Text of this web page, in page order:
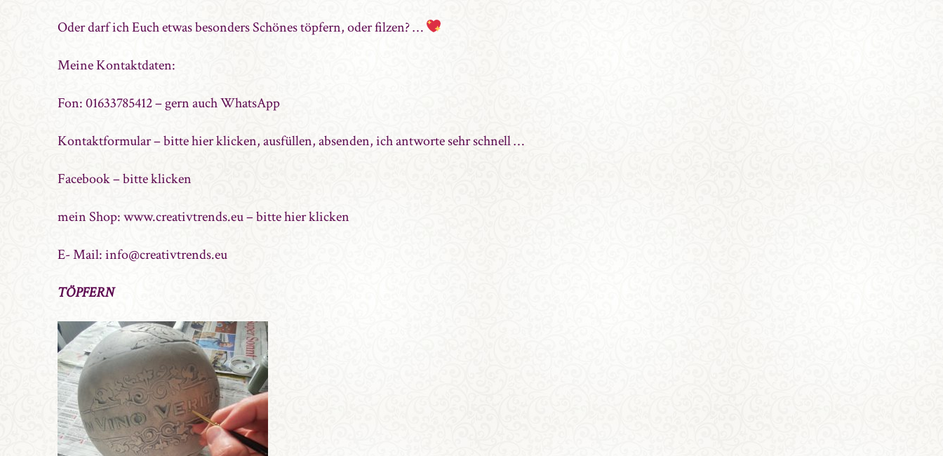
Oder darf ich Euch etwas besonders Schönes töpfern, oder filzen? …
Meine Kontaktdaten:
Fon: 01633785412 – gern auch WhatsApp
Kontaktformular – bitte hier klicken, ausfüllen, absenden, ich antworte sehr schnell …
Facebook – bitte klicken
mein Shop: www.creativtrends.eu – bitte hier klicken
E- Mail: info@creativtrends.eu
TÖPFERN